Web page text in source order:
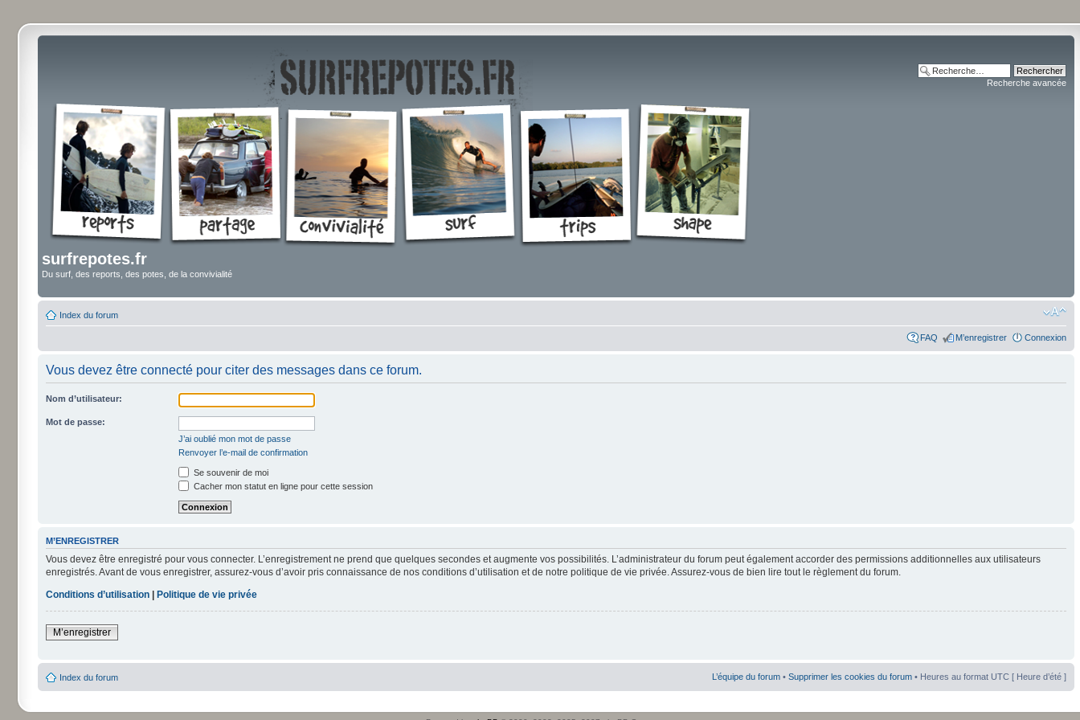
surfrepotes.fr
Du surf, des reports, des potes, de la convivialité
Recherche avancée
Index du forum
FAQ M’enregistrer Connexion
Vous devez être connecté pour citer des messages dans ce forum.
Nom d’utilisateur:
Mot de passe:
J’ai oublié mon mot de passe
Renvoyer l’e-mail de confirmation
Se souvenir de moi
Cacher mon statut en ligne pour cette session
M’ENREGISTRER
Vous devez être enregistré pour vous connecter. L’enregistrement ne prend que quelques secondes et augmente vos possibilités. L’administrateur du forum peut également accorder des permissions additionnelles aux utilisateurs
enregistrés. Avant de vous enregistrer, assurez-vous d’avoir pris connaissance de nos conditions d’utilisation et de notre politique de vie privée. Assurez-vous de bien lire tout le règlement du forum.
Conditions d’utilisation
Politique de vie privée
M’enregistrer
Index du forum L’équipe du forum • Supprimer les cookies du forum • Heures au format UTC [ Heure d’été ]